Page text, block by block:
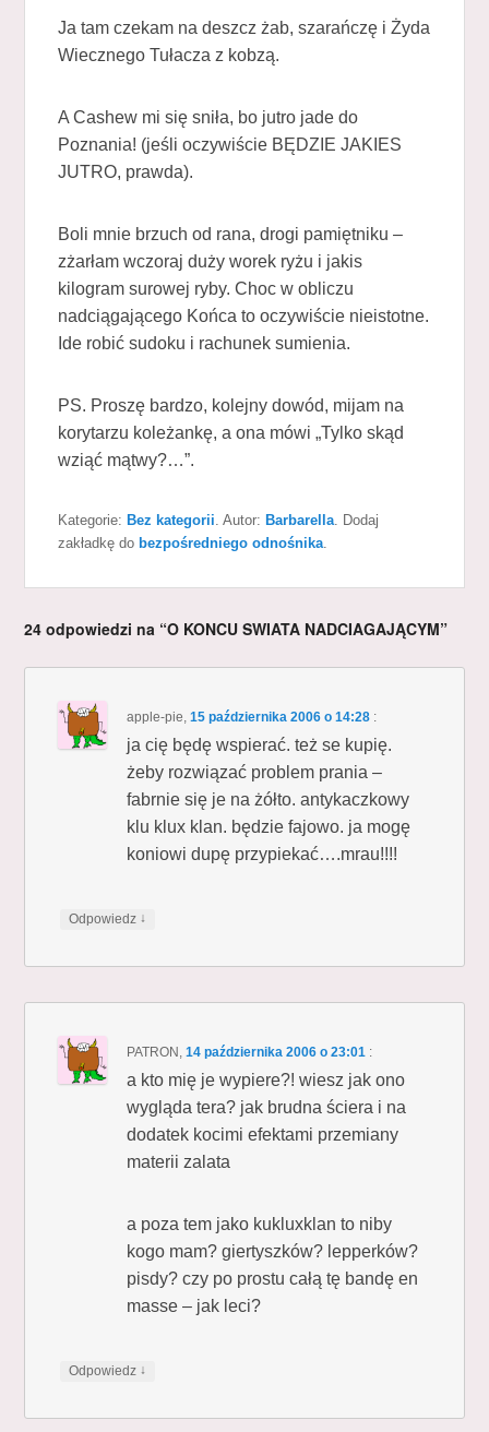
Ja tam czekam na deszcz żab, szarańczę i Żyda
Wiecznego Tułacza z kobzą.
A Cashew mi się sniła, bo jutro jade do
Poznania! (jeśli oczywiście BĘDZIE JAKIES
JUTRO, prawda).
Boli mnie brzuch od rana, drogi pamiętniku –
zżarłam wczoraj duży worek ryżu i jakis
kilogram surowej ryby. Choc w obliczu
nadciągającego Końca to oczywiście nieistotne.
Ide robić sudoku i rachunek sumienia.
PS. Proszę bardzo, kolejny dowód, mijam na
korytarzu koleżankę, a ona mówi „Tylko skąd
wziąć mątwy?…”.
Kategorie: Bez kategorii . Autor: Barbarella . Dodaj
zakładkę do bezpośredniego odnośnika
24 odpowiedzi na “O KONCU SWIATA NADCIAGAJĄCYM”
apple-pie,15 października 2006 o 14:28 :
ja cię będę wspierać. też se kupię.
żeby rozwiązać problem prania –
fabrnie się je na żółto. antykaczkowy
klu klux klan. będzie fajowo. ja mogę
koniowi dupę przypiekać….mrau!!!!
Odpowiedz ↓
PATRON ,14 października 2006 o 23:01 :
a kto mię je wypiere?! wiesz jak ono
wygląda tera? jak brudna ściera i na
dodatek kocimi efektami przemiany
materii zalata
a poza tem jako kukluxklan to niby
kogo mam? giertyszków? lepperków?
pisdy? czy po prostu całą tę bandę en
masse – jak leci?
Odpowiedz ↓